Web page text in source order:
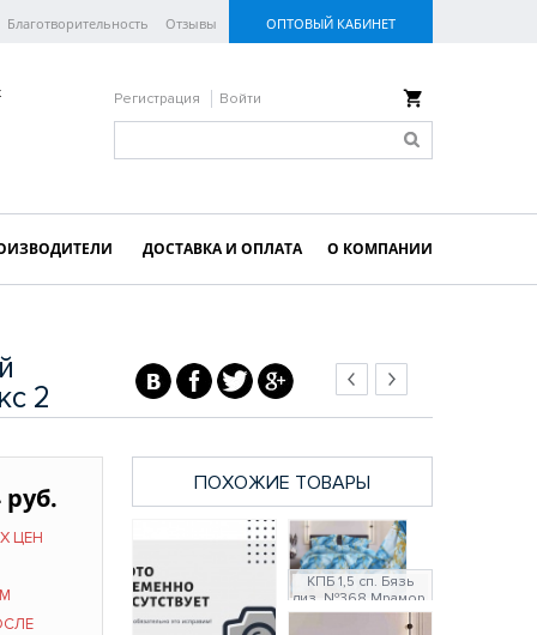
Благотворительность Отзывы ОПТОВЫЙ КАБИНЕТ
Регистрация Войти
ДОСТАВКА И ОПЛАТА О КОМПАНИИ
2
руб.
ЦЕН
ПОХОЖИЕ ТОВАРЫ
КПБ 1,5 сп. Бязь
диз. №368 Мрамор,
4/1 Вид, бирюзовый